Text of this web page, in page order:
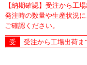
【納期確認】受注から工
発注時の数量や生産状況
ご確認ください。
受注から工場出荷ま